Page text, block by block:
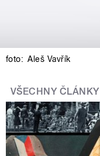
foto: Aleš Vavřík
VŠECHNY ČLÁNKY